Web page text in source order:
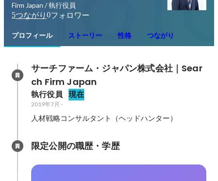
Firm Japan / 執行役員
5つながり 0フォロワー
プロフィール ストーリー 性格 つながり
サーチファーム・ジャパン株式会社｜Sear
ch Firm Japan
執行役員 現在
2019年7月 -
人材戦略コンサルタント（ヘッドハンター）
限定公開の職歴・学歴